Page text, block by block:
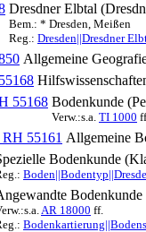
Dresdner Elbtal
Bem.: * Dresden, Meißen
Reg.: Dresden||Dresdner
Allgemeine
55168 Bodenkunde
Verw.:s.a. TI 1000
55161 Allgemeine
Bodenkunde
AR 18000 ff.